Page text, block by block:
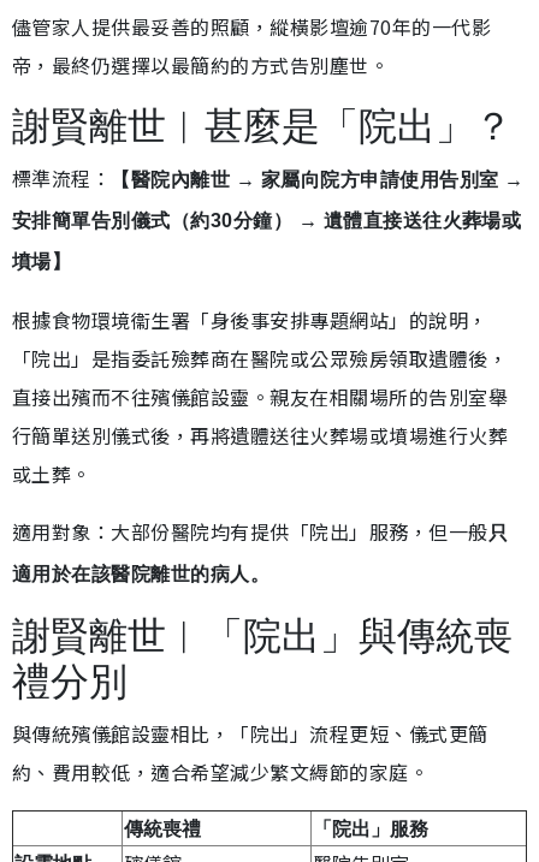
儘管家人提供最妥善的照顧，縱橫影壇逾70年的一代影
帝，最終仍選擇以最簡約的方式告別塵世。
謝賢離世︱甚麼是「院出」？
標準流程：
【醫院內離世 → 家屬向院方申請使用告別室 →
安排簡單告別儀式（約30分鐘） → 遺體直接送往火葬場或
墳場】
根據食物環境衞生署「身後事安排專題網站」的說明，
「院出」是指委託殮葬商在醫院或公眾殮房領取遺體後，
直接出殯而不往殯儀館設靈。親友在相關場所的告別室舉
行簡單送別儀式後，再將遺體送往火葬場或墳場進行火葬
或土葬。
適用對象：大部份醫院均有提供「院出」服務，但一般只
適用於在該醫院離世的病人。
謝賢離世︱「院出」與傳統喪
禮分別
與傳統殯儀館設靈相比，「院出」流程更短、儀式更簡
約、費用較低，適合希望減少繁文縟節的家庭。
傳統喪禮
「院出」服務